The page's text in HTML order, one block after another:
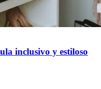
inclusivo y estiloso